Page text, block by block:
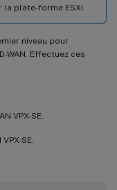
la plate-forme ESXi.
niveau pour
WAN. Effectuez ces
VPX-SE.
SE.